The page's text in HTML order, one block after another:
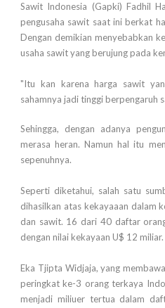
Sawit Indonesia (Gapki) Fadhil
pengusaha sawit saat ini berkat
Dengan demikian menyebabkan
usaha sawit yang berujung pada
"Itu kan karena harga sawit
sahamnya jadi tinggi berpengaruh
Sehingga, dengan adanya
merasa heran. Namun hal itu
sepenuhnya.
Seperti diketahui, salah satu
dihasilkan atas kekayaaan dalam
dan sawit. 16 dari 40 daftar
dengan nilai kekayaan U$ 12 miliar.
Eka Tjipta Widjaja, yang
peringkat ke-3 orang terkaya
menjadi miliuer tertua dalam